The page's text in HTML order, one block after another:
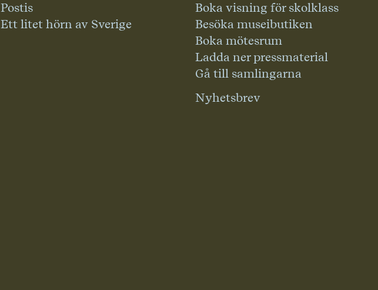
Postis
Ett litet hörn av Sverige
Boka visning för skolklass
Besöka museibutiken
Boka mötesrum
Ladda ner pressmaterial
Gå till samlingarna
Nyhetsbrev